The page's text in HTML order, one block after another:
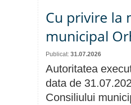
Cu privire la
municipal
Publicat: 31.07.2026
Autoritatea
data de
Consiliului